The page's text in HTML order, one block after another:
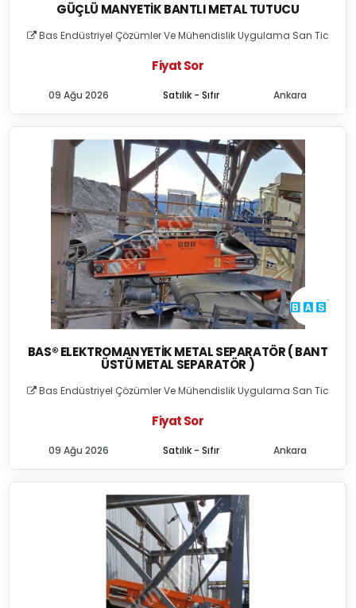
GÜÇLÜ MANYETIK BANTLI METAL TUTUCU
Bas Endüstriyel Çözümler Ve Mühendislik Uygulama San Tic
Fiyat Sor
Satılık - Sıfır
09 Ağu 2026 Ankara
BAS® ELEKTROMANYETIK METAL SEPARATÖR ( BANT
ÜSTÜ METAL SEPARATÖR )
Bas Endüstriyel Çözümler Ve Mühendislik Uygulama San Tic
Fiyat Sor
Satılık - Sıfır
09 Ağu 2026 Ankara